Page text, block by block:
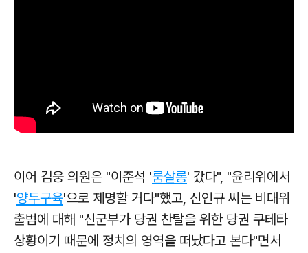
이어 김웅 의원은 "이준석 '룸살롱' 갔다", "윤리위에서
'양두구육'으로 제명할 거다"했고, 신인규 씨는 비대위
출범에 대해 "신군부가 당권 찬탈을 위한 당권 쿠테타
상황이기 때문에 정치의 영역을 떠났다고 본다"면서